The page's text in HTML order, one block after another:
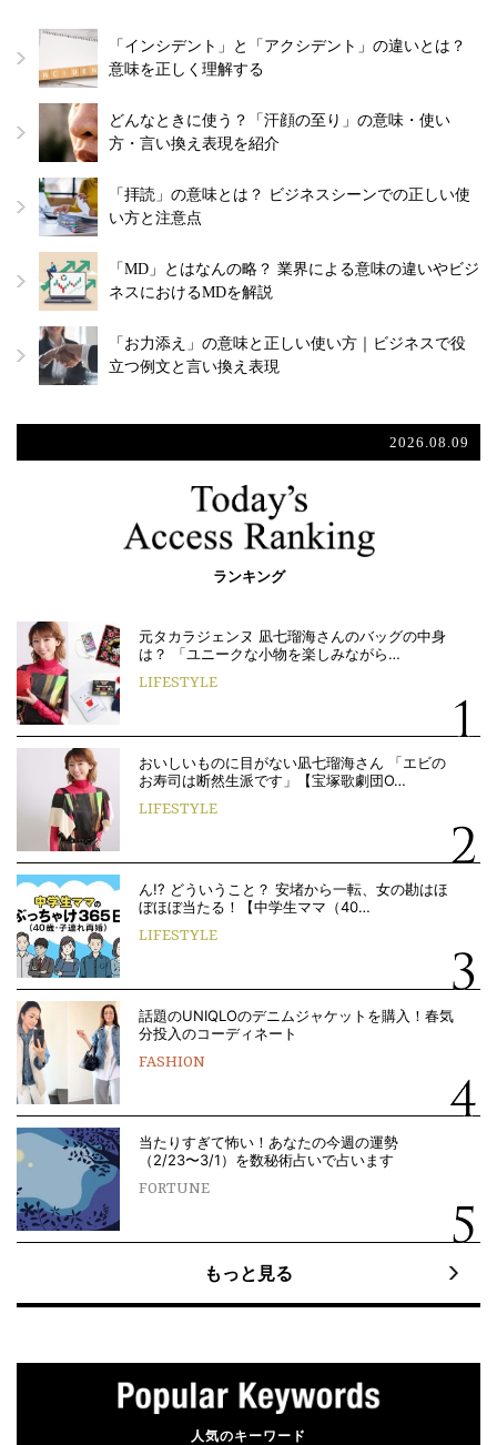
「インシデント」と「アクシデント」の違いとは？
意味を正しく理解する
どんなときに使う？「汗顔の至り」の意味・使い
方・言い換え表現を紹介
「拝読」の意味とは？ ビジネスシーンでの正しい使
い方と注意点
「MD」とはなんの略？ 業界による意味の違いやビジ
ネスにおけるMDを解説
「お力添え」の意味と正しい使い方｜ビジネスで役
立つ例文と言い換え表現
2026.08.09
ランキング
元タカラジェンヌ 凪七瑠海さんのバッグの中身
は？ 「ユニークな小物を楽しみながら…
LIFESTYLE
おいしいものに目がない凪七瑠海さん 「エビの
お寿司は断然生派です」【宝塚歌劇団O…
LIFESTYLE
ん!? どういうこと？ 安堵から一転、女の勘はほ
ぼほぼ当たる！【中学生ママ（40…
LIFESTYLE
話題のUNIQLOのデニムジャケットを購入！春気
分投入のコーディネート
FASHION
当たりすぎて怖い！あなたの今週の運勢
（2/23〜3/1）を数秘術占いで占います
FORTUNE
もっと見る
人気のキーワード